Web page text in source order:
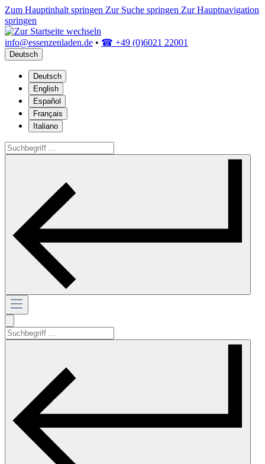
Zum Hauptinhalt springen Zur Suche springen Zur Hauptnavigation
springen
info@essenzenladen.de • ☎ +49 (0)6021 22001
Deutsch
Deutsch
English
Español
Français
Italiano